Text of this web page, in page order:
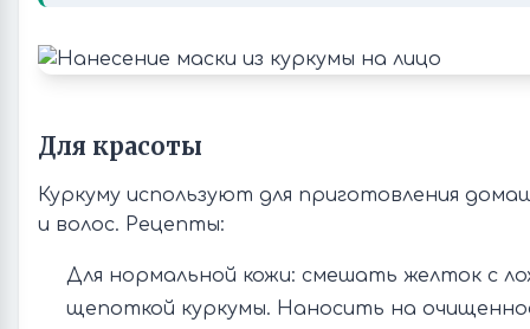
Для красоты
Куркуму используют для приготовления
и волос. Рецепты:
Для нормальной кожи: смешать желток с
щепоткой куркумы. Наносить на